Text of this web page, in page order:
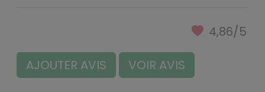
4,86/5
AJOUTER AVIS VOIR AVIS